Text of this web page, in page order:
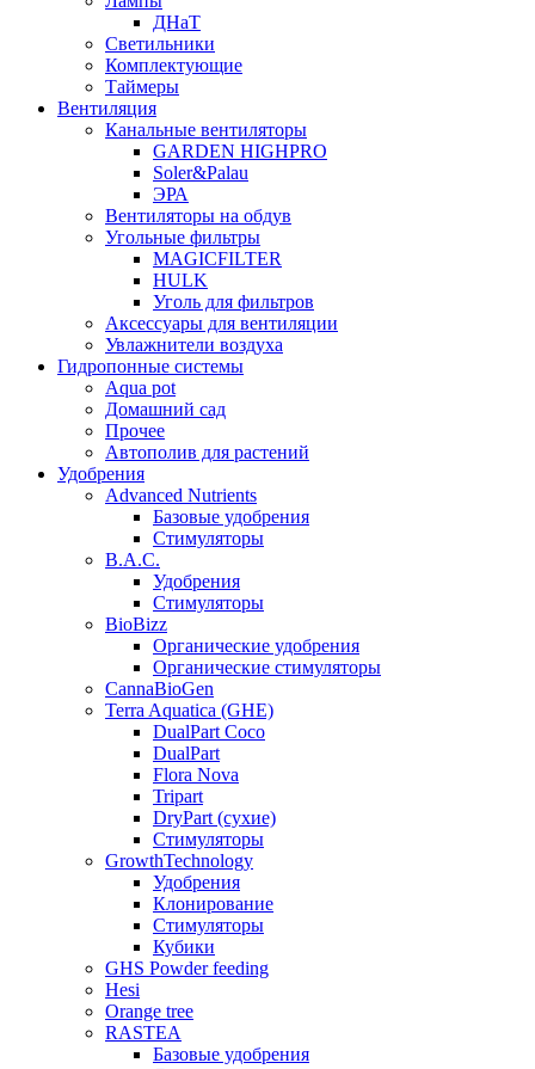
ДНаТ
Светильники
Комплектующие
Таймеры
Вентиляция
Канальные вентиляторы
GARDEN HIGHPRO
Soler&Palau
ЭРА
Вентиляторы на обдув
Угольные фильтры
MAGICFILTER
HULK
Уголь для фильтров
Аксессуары для вентиляции
Увлажнители воздуха
Гидропонные системы
Aqua pot
Домашний сад
Прочее
Автополив для растений
Удобрения
Advanced Nutrients
Базовые удобрения
Стимуляторы
B.A.C.
Удобрения
Стимуляторы
BioBizz
Органические удобрения
Органические стимуляторы
CannaBioGen
Terra Aquatica (GHE)
DualPart Coco
DualPart
Flora Nova
Tripart
DryPart (сухие)
Стимуляторы
GrowthTechnology
Удобрения
Клонирование
Стимуляторы
Кубики
GHS Powder feeding
Hesi
Orange tree
RASTEA
Базовые удобрения